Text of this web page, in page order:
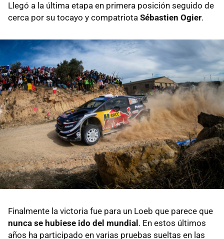
Llegó a la última etapa en primera posición seguido de
cerca por su tocayo y compatriota Sébastien Ogier.
Finalmente la victoria fue para un Loeb que parece que
nunca se hubiese ido del mundial. En estos últimos
años ha participado en varias pruebas sueltas en las